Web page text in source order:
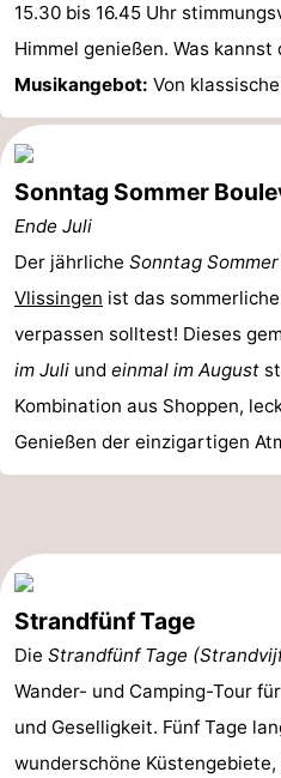
15.30 bis 16.45 Uhr
Himmel genießen. Was
Musikangebot: Von
Sonntag Sommer
Ende Juli
Der jährliche Sonntag Sommer
Vlissingen ist das
verpassen solltest! Dieses
im Juli und einmal im August
Kombination aus Shoppen,
Genießen der einzigartigen
Strandfünf Tage
Die Strandfünf Tage
Wander- und Camping-Tour
und Geselligkeit. Fünf Tage
wunderschöne Küstengebiete,